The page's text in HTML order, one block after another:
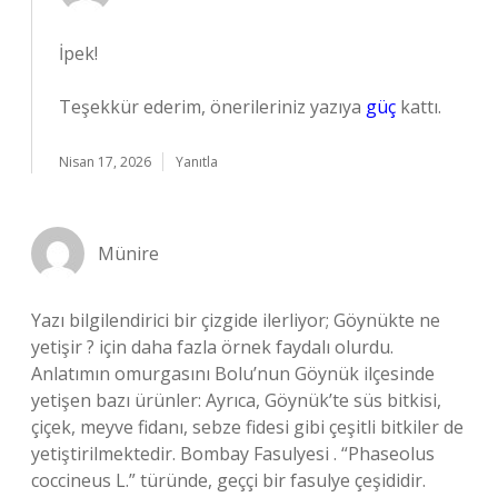
İpek!
Teşekkür ederim, önerileriniz yazıya güç kattı.
Nisan 17, 2026 Yanıtla
Münire
Yazı bilgilendirici bir çizgide ilerliyor; Göynükte ne
yetişir ? için daha fazla örnek faydalı olurdu.
Anlatımın omurgasını Bolu’nun Göynük ilçesinde
yetişen bazı ürünler: Ayrıca, Göynük’te süs bitkisi,
çiçek, meyve fidanı, sebze fidesi gibi çeşitli bitkiler de
yetiştirilmektedir. Bombay Fasulyesi . “Phaseolus
coccineus L.” türünde, geççi bir fasulye çeşididir.